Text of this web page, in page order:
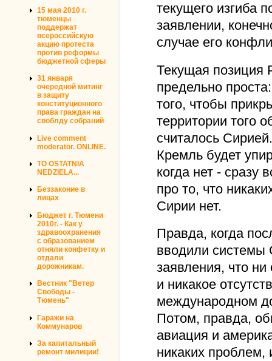
15 мая 2010 г.
тюменцы
поддержат
всероссийскую
акцию протеста
против реформы
бюджетной сферы
31 января
очередной митинг
в защиту
конституционного
права граждан на
своблду собраний
Live comment
moderator. ONLINE.
TO OSTATNIA
NEDZIELA...
Беззаконие в
лицах
Бюджет г. Тюмени
2010г. - Как у
здравоохранения
с образованием
отняли конфетку и
отдали
дорожникам.
Вестник "Ветер
Свободы -
Тюмень"
Гаражи на
Коммунаров
За капитальный
ремонт милиции!
текущего изгиба
заявлении,
случае его
Текущая позиция
предельно
того, чтобы
территории того
считалось
Кремль будет
когда нет - сразу
про то, что
Сирии нет.
Правда, когда
вводили системы
заявления, что
и никакое
международном
Потом, правда,
авиация и
никаких проблем,